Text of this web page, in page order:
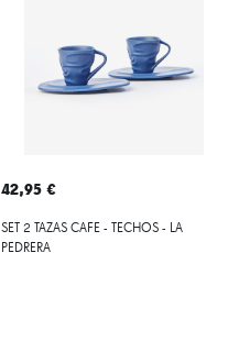
42,95 €
SET 2 TAZAS CAFE - TECHOS - LA
PEDRERA